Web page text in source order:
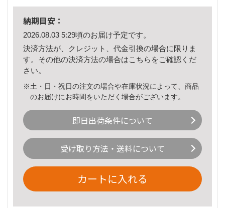
納期目安：
2026.08.03 5:29頃のお届け予定です。
決済方法が、クレジット、代金引換の場合に限りま
す。その他の決済方法の場合はこちら をご確認くだ
さい。
※土・日・祝日の注文の場合や在庫状況によって、商品
のお届けにお時間をいただく場合がございます。
即日出荷条件について
受け取り方法・送料について
カートに入れる